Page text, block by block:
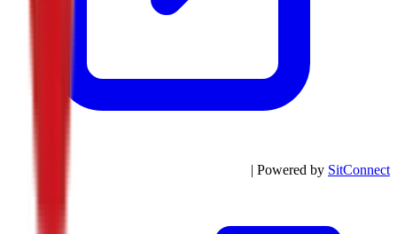
| Powered by SitConnect